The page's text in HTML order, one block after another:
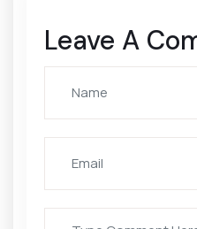
Leave A